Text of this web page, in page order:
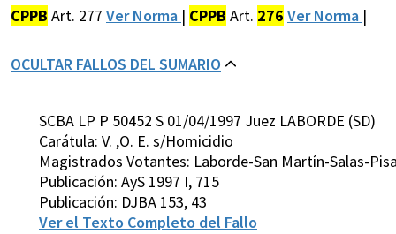
CPPB Art. 277 Ver Norma | CPPB Art. 276 Ver Norma |
OCULTAR FALLOS DEL SUMARIO
SCBA LP P 50452 S 01/04/1997 Juez LABORDE (SD)
Carátula: V. ,O. E. s/Homicidio
Magistrados Votantes: Laborde-San Martín-Salas-
Publicación: AyS 1997 I, 715
Publicación: DJBA 153, 43
Ver el Texto Completo del Fallo